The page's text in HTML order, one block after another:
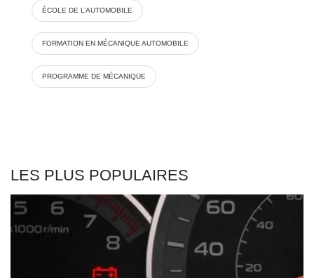
ÉCOLE DE L’AUTOMOBILE
FORMATION EN MÉCANIQUE AUTOMOBILE
PROGRAMME DE MÉCANIQUE
LES PLUS POPULAIRES